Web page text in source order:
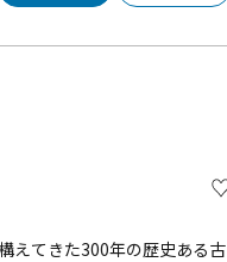
えてきた300年の歴史ある古